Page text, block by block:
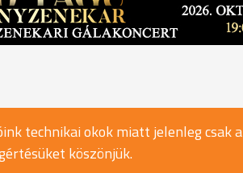
technikai okok miatt jelenleg csak a
köszönjük.